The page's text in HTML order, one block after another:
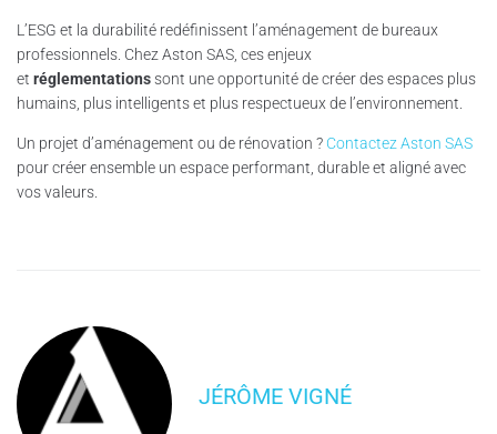
L’ESG et la durabilité redéfinissent l’aménagement de bureaux
professionnels. Chez Aston SAS, ces enjeux
et réglementationssont une opportunité de créer des espaces plus
humains, plus intelligents et plus respectueux de l’environnement.
Un projet d’aménagement ou de rénovation ? Contactez Aston SAS
pour créer ensemble un espace performant, durable et aligné avec
vos valeurs.
JÉRÔME VIGNÉ